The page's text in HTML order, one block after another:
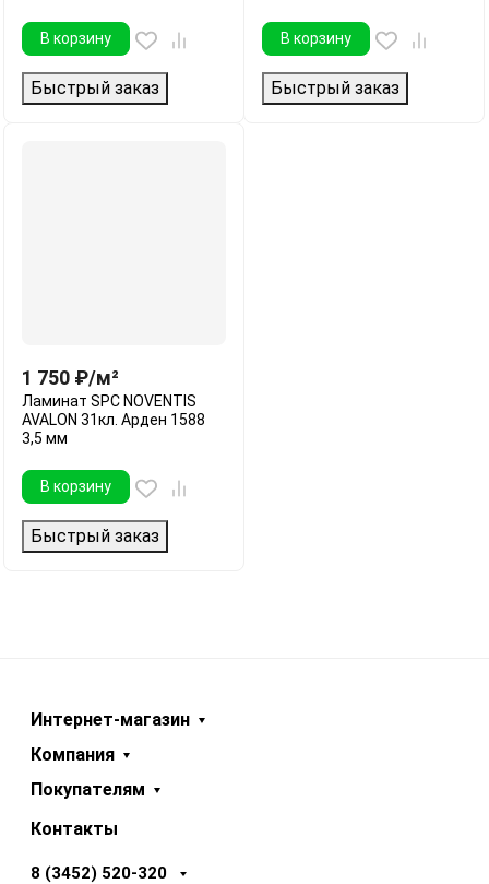
В корзину
Быстрый заказ
В корзину
Быстрый заказ
1 750 ₽/м²
Ламинат SPC NOVENTIS
AVALON 31кл. Арден 1588
3,5 мм
В корзину
Быстрый заказ
Интернет-магазин
Компания
Покупателям
Контакты
8 (3452) 520-320